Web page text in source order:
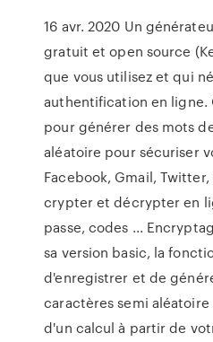
16 avr. 2020 Un
gratuit et open source
que vous utilisez et qui
authentification en
pour générer des mots
aléatoire pour sécuriser
Facebook, Gmail, Twitter,
crypter et décrypter en
passe, codes ...
sa version basic, la
d'enregistrer et de
caractères semi
d'un calcul à partir de